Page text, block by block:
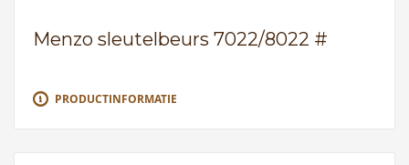
Menzo sleutelbeurs 7022/8022 #
PRODUCTINFORMATIE